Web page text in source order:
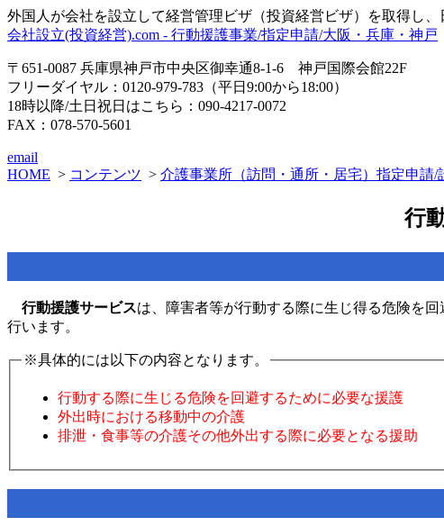
外国人が会社を設立して経営管理ビザ（投資経営ビザ）を取得し、
会社設立(投資経営).com - 行動援護事業/指定申請/大阪・兵庫・神戸
〒651-0087 兵庫県神戸市中央区御幸通8-1-6 神戸国際会館22F
フリーダイヤル：0120-979-783（平日9:00から18:00）
18時以降/土日祝日はこちら：090-4217-0072
FAX：078-570-5601
email
HOME > コンテンツ > 介護事業所（訪問・通所・居宅）指定申請/
行
行動援護サービスは、障害者等が行動する際に生じ得る危険を
行います。
※具体的には以下の内容となります。
行動する際に生じる危険を回避するために必要な援護
外出時における移動中の介護
排泄・食事等の介護その他外出する際に必要となる援助